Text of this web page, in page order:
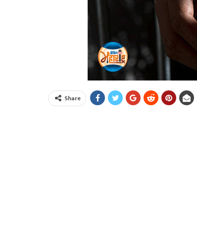
Share